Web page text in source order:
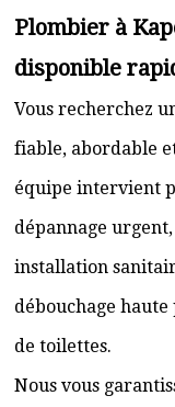
Plombier à
disponible
Vous recherchez
fiable, abordable
équipe intervient
dépannage
installation
débouchage haute
de toilettes.
Nous vous